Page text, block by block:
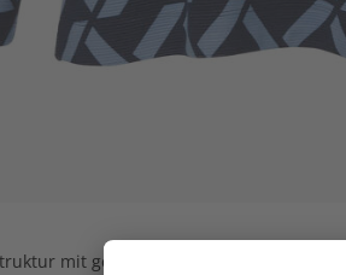
mit geometrischem Muster in